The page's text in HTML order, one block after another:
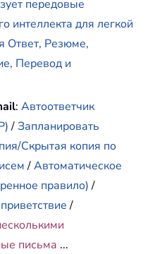
передовые
интеллекта для легкой
Ответ, Резюме,
Перевод и
:Автоответчик
/Запланировать
Скрытая копия по
/Автоматическое
правило)/
/
письма ...